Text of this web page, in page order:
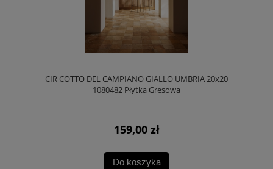
CIR COTTO DEL CAMPIANO GIALLO UMBRIA 20x20
1080482 Płytka Gresowa
159,00 zł
Do koszyka